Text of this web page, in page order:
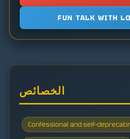
FUN TALK WITH
الخصائص
Confessional and self-